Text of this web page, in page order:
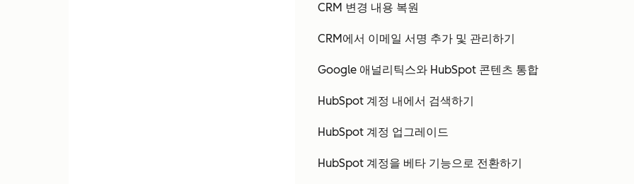
CRM 변경 내용 복원
CRM에서 이메일 서명 추가 및 관리하기
Google 애널리틱스와 HubSpot 콘텐츠 통합
HubSpot 계정 내에서 검색하기
HubSpot 계정 업그레이드
HubSpot 계정을 베타 기능으로 전환하기